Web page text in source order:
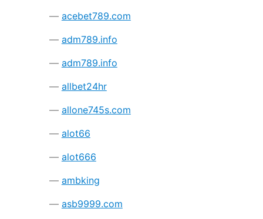
acebet789.com
adm789.info
adm789.info
allbet24hr
allone745s.com
alot66
alot666
ambking
asb9999.com